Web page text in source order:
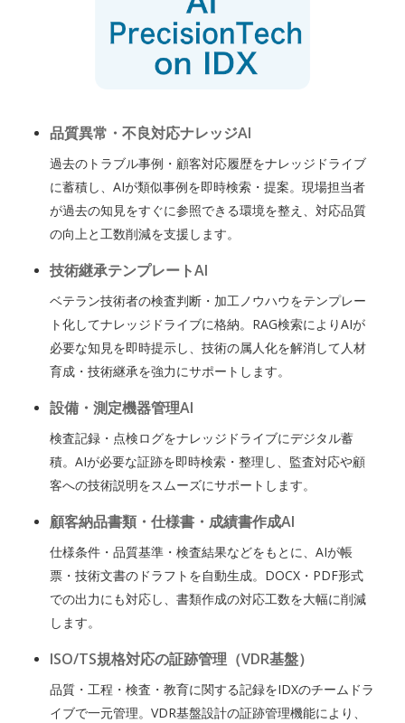
品質異常・不良対応ナレッジAI
過去のトラブル事例・顧客対応履歴をナレッジドライブ
に蓄積し、AIが類似事例を即時検索・提案。現場担当者
が過去の知見をすぐに参照できる環境を整え、対応品質
の向上と工数削減を支援します。
技術継承テンプレートAI
ベテラン技術者の検査判断・加工ノウハウをテンプレー
ト化してナレッジドライブに格納。RAG検索によりAIが
必要な知見を即時提示し、技術の属人化を解消して人材
育成・技術継承を強力にサポートします。
設備・測定機器管理AI
検査記録・点検ログをナレッジドライブにデジタル蓄
積。AIが必要な証跡を即時検索・整理し、監査対応や顧
客への技術説明をスムーズにサポートします。
顧客納品書類・仕様書・成績書作成AI
仕様条件・品質基準・検査結果などをもとに、AIが帳
票・技術文書のドラフトを自動生成。DOCX・PDF形式
での出力にも対応し、書類作成の対応工数を大幅に削減
します。
ISO/TS規格対応の証跡管理（VDR基盤）
品質・工程・検査・教育に関する記録をIDXのチームドラ
イブで一元管理。VDR基盤設計の証跡管理機能により、